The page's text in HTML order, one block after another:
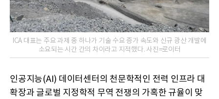
ICA 대표는 주요 과제 중 하나가 기술 수요 증가 속도와 신규 광산 개발에
소요되는 시간 간의 차이라고 지적했다. 사진=로이터
인공지능(AI) 데이터센터의 천문학적인 전력 인프라 대
확장과 글로벌 지정학적 무역 전쟁의 가혹한 규율이 맞